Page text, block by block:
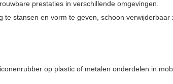
prestaties in verschillende omgevingen.
te stansen en vorm te geven, schoon
op plastic of metalen onderdelen in